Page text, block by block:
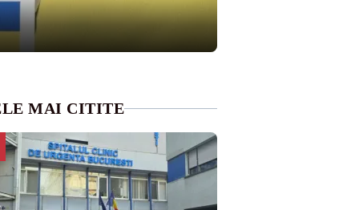
MAI CITITE